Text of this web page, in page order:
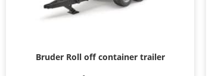
Bruder Roll off container trailer